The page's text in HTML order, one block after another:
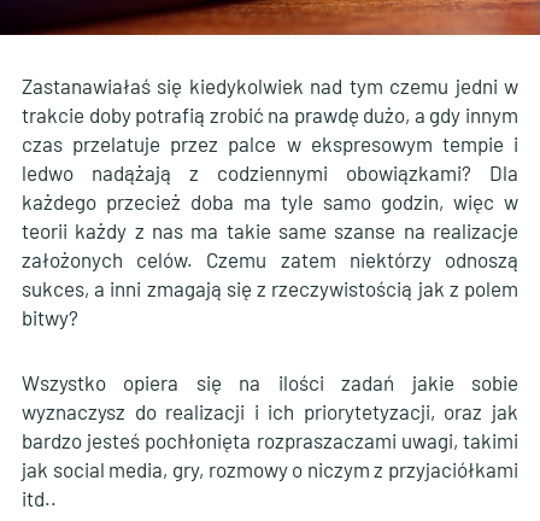
Zastanawiałaś się kiedykolwiek nad tym czemu jedni w
trakcie doby potrafią zrobić na prawdę dużo, a gdy innym
czas przelatuje przez palce w ekspresowym tempie i
ledwo nadążają z codziennymi obowiązkami? Dla
każdego przecież doba ma tyle samo godzin, więc w
teorii każdy z nas ma takie same szanse na realizacje
założonych celów. Czemu zatem niektórzy odnoszą
sukces, a inni zmagają się z rzeczywistością jak z polem
bitwy?
Wszystko opiera się na ilości zadań jakie sobie
wyznaczysz do realizacji i ich priorytetyzacji, oraz jak
bardzo jesteś pochłonięta rozpraszaczami uwagi, takimi
jak social media, gry, rozmowy o niczym z przyjaciółkami
itd..